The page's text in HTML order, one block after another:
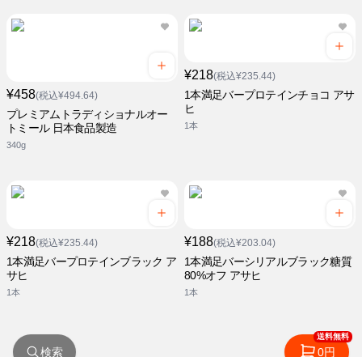
¥458(税込¥494.64)
プレミアムトラディショナルオー
トミール 日本食品製造
340g
¥218(税込¥235.44)
1本満足バープロテインチョコ アサ
ヒ
1本
¥218(税込¥235.44)
1本満足バープロテインブラック ア
サヒ
1本
¥188(税込¥203.04)
1本満足バーシリアルブラック糖質
80%オフ アサヒ
1本
検索
送料無料
0円